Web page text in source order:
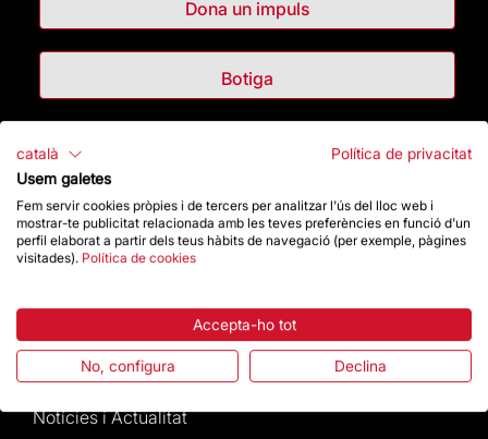
Dona un impuls
Botiga
Destacats
La Fundació
Preguntes freqüents
Atenció al Visitant
Normativa i condicions de compra
Notícies i Actualitat
català
Política de privacitat
Usem galetes
Fem servir cookies pròpies i de tercers per analitzar l'ús del lloc web i
mostrar-te publicitat relacionada amb les teves preferències en funció d'un
perfil elaborat a partir dels teus hàbits de navegació (per exemple, pàgines
visitades). Política de cookies
Accepta-ho tot
No, configura Declina